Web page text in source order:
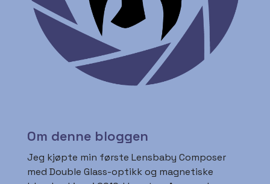
Om denne bloggen
Jeg kjøpte min første Lensbaby Composer
med Double Glass-optikk og magnetiske